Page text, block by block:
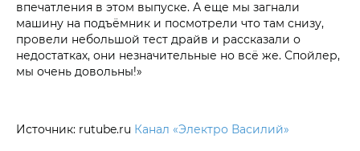
впечатления в этом выпуске. А еще мы загнали
машину на подъёмник и посмотрели что там снизу,
провели небольшой тест драйв и рассказали о
недостатках, они незначительные но всё же. Спойлер,
мы очень довольны!»
Источник: rutube.ru Канал «Электро Василий»